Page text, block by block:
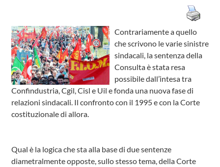
Contrariamente a quello
che scrivono le varie sinistre
sindacali, la sentenza della
Consulta è stata resa
possibile dall’intesa tra
Confindustria, Cgil, Cisl e Uil e fonda una nuova fase di
relazioni sindacali. Il confronto con il 1995 e con la Corte
costituzionale di allora.
Qual è la logica che sta alla base di due sentenze
diametralmente opposte, sullo stesso tema, della Corte